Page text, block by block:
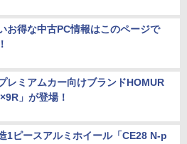
お得な中古PC情報はこのページで
レミアムカー向けブランドHOMUR
」が登場！
1ピースアルミホイール「CE28 N-p